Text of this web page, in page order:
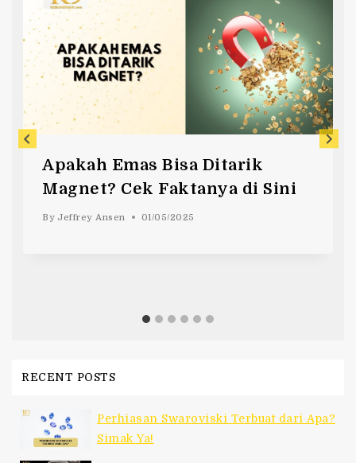
Apakah Emas Bisa Ditarik
Magnet? Cek Faktanya di Sini
By Jeffrey Ansen 01/05/2025
RECENT POSTS
Perhiasan Swaroviski Terbuat dari Apa?
Simak Ya!